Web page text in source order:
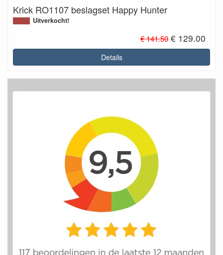
Krick RO1107 beslagset Happy Hunter
Uitverkocht!
€ 141.50 € 129.00
Details